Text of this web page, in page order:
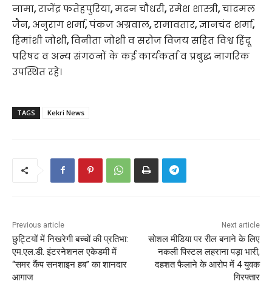
नामा,राजेंद्र फतेहपुरिया,मदन चौधरी,रमेश शास्त्री,चांदमल
जैन,अनुराग शर्मा,पंकज अग्रवाल,रामावतार,ज्ञानचंद शर्मा,
हिमांशी जोशी,विनीता जोशी व सरोज विजय सहित विश्व हिंदू
परिषद व अन्य संगठनों के कई कार्यकर्ता व प्रबुद्ध नागरिक
उपस्थित रहे।
TAGS Kekri News
Previous article
छुट्टियों में निखरेगी बच्चों की प्रतिभा:
एम.एल.डी. इंटरनेशनल एकेडमी में
“समर कैंप सनशाइन हब” का शानदार
आगाज
Next article
सोशल मीडिया पर रील बनाने के लिए
नकली पिस्टल लहराना पड़ा भारी,
दहशत फैलाने के आरोप में 4 युवक
गिरफ्तार